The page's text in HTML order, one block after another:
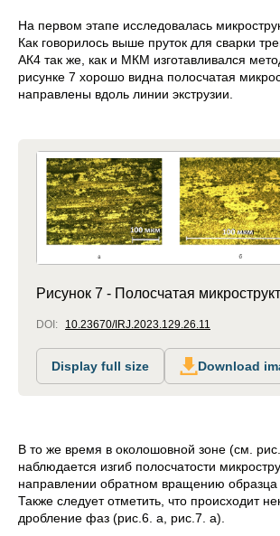
На первом этапе исследовалась
Как говорилось выше пруток для сварки
АК4 так же, как и МКМ изготавливался
рисунке 7 хорошо видна полосчатая
направлены вдоль линии экструзии.
Рисунок 7 - Полосчатая
DOI: 10.23670/IRJ.2023.129.26.11
Display full size Download
В то же время в околошовной зоне (см.
наблюдается изгиб полосчатости
направлении обратном вращению образца
Также следует отметить, что происходит
дробление фаз (рис.6. а, рис.7. а).